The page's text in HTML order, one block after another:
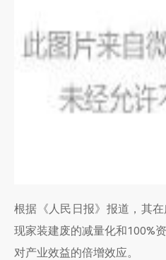
根据《人民日报》报道，其
现家装建废的减量化和100%
对产业效益的倍增效应。